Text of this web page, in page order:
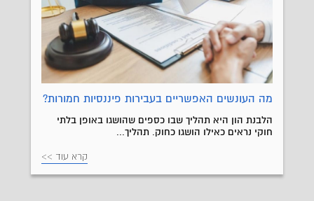
מה העונשים האפשריים בעבירות פיננסיות חמורות?
הלבנת הון היא תהליך שבו כספים שהושגו באופן בלתי
חוקי נראים כאילו הושגו כחוק. תהליך...
קרא עוד >>